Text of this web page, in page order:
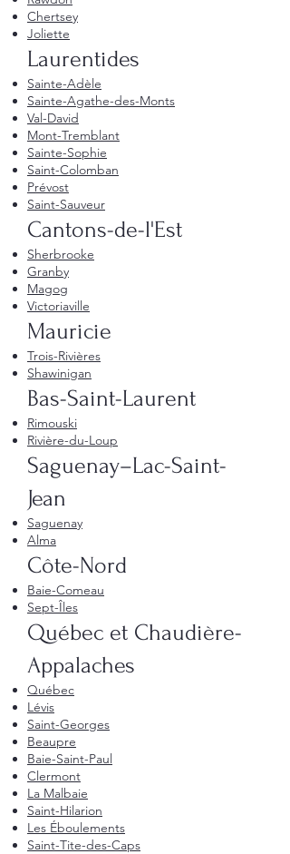
Chertsey
Joliette
Laurentides
Sainte-Adèle
Sainte-Agathe-des-Monts
Val-David
Mont-Tremblant
Sainte-Sophie
Saint-Colomban
Prévost
Saint-Sauveur
Cantons-de-l'Est
Sherbrooke
Granby
Magog
Victoriaville
Mauricie
Trois-Rivières
Shawinigan
Bas-Saint-Laurent
Rimouski
Rivière-du-Loup
Saguenay–Lac-Saint-
Jean
Saguenay
Alma
Côte-Nord
Baie-Comeau
Sept-Îles
Québec et Chaudière-
Appalaches
Québec
Lévis
Saint-Georges
Beaupre
Baie-Saint-Paul
Clermont
La Malbaie
Saint-Hilarion
Les Éboulements
Saint-Tite-des-Caps